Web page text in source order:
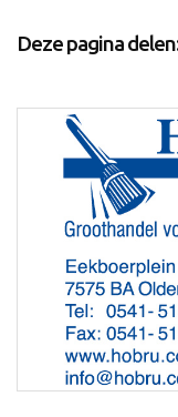
Deze pagina